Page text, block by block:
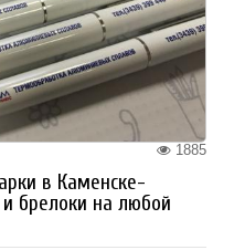
1885
в Каменске-
брелоки на любой